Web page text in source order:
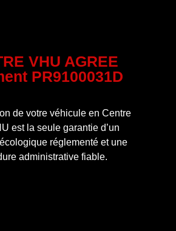
VHU AGREE
PR9100031D
de votre véhicule en Centre
est la seule garantie d’un
réglementé et une
administrative fiable.